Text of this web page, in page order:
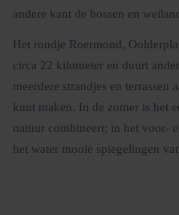
andere kant de bossen en
Het rondje Roermond,
circa 22 kilometer en duurt
meerdere strandjes en terrassen
kunt maken. In de zomer is het
natuur combineert; in het voor-
het water mooie spiegelingen